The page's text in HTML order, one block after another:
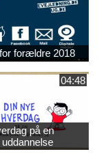
for forældre 2018
04:48
på en